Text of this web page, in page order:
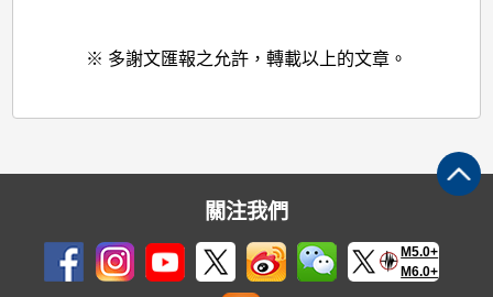
※ 多謝文匯報之允許，轉載以上的文章。
關注我們
M5.0+
M6.0+